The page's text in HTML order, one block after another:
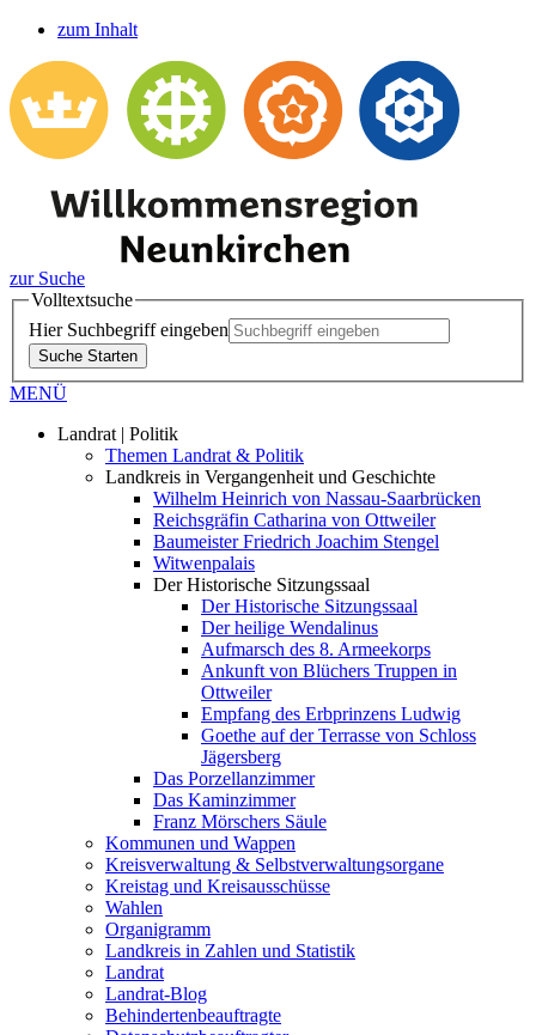
zum Inhalt
zur Suche
Volltextsuche
Hier Suchbegriff eingeben
Suche Starten
MENÜ
Landrat | Politik
Themen Landrat & Politik
Landkreis in Vergangenheit und Geschichte
Wilhelm Heinrich von Nassau-Saarbrücken
Reichsgräfin Catharina von Ottweiler
Baumeister Friedrich Joachim Stengel
Witwenpalais
Der Historische Sitzungssaal
Der Historische Sitzungssaal
Der heilige Wendalinus
Aufmarsch des 8. Armeekorps
Ankunft von Blüchers Truppen in
Ottweiler
Empfang des Erbprinzens Ludwig
Goethe auf der Terrasse von Schloss
Jägersberg
Das Porzellanzimmer
Das Kaminzimmer
Franz Mörschers Säule
Kommunen und Wappen
Kreisverwaltung & Selbstverwaltungsorgane
Kreistag und Kreisausschüsse
Wahlen
Organigramm
Landkreis in Zahlen und Statistik
Landrat
Landrat-Blog
Behindertenbeauftragte